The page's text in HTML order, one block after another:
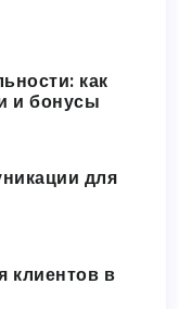
как
и бонусы
для
клиентов в